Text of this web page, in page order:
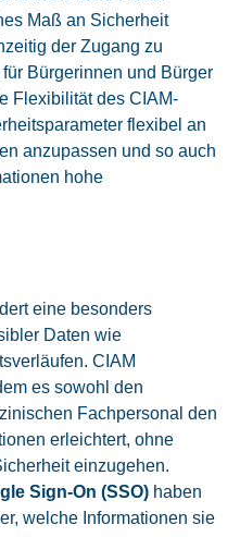
Maß an Sicherheit
der Zugang zu
Bürgerinnen und Bürger
Flexibilität des CIAM-
flexibel an
anzupassen und so auch
hohe
eine besonders
Daten wie
CIAM
es sowohl den
Fachpersonal den
erleichtert, ohne
einzugehen.
Sign-On (SSO) haben
welche Informationen sie